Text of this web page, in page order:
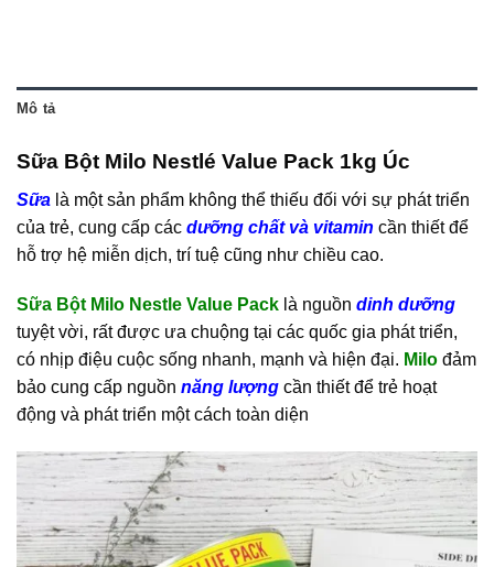
Mô tả
Sữa Bột Milo Nestlé Value Pack 1kg Úc
Sữa là một sản phẩm không thể thiếu đối với sự phát triển
của trẻ, cung cấp các dưỡng chất và vitamin cần thiết để
hỗ trợ hệ miễn dịch, trí tuệ cũng như chiều cao.
Sữa Bột Milo Nestle Value Pack là nguồn dinh dưỡng
tuyệt vời, rất được ưa chuộng tại các quốc gia phát triển,
có nhịp điệu cuộc sống nhanh, mạnh và hiện đại. Milo đảm
bảo cung cấp nguồn năng lượng cần thiết để trẻ hoạt
động và phát triển một cách toàn diện